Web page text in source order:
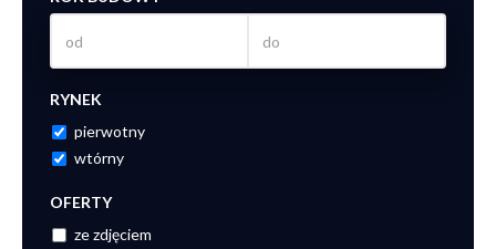
RYNEK
pierwotny
wtórny
OFERTY
ze zdjęciem